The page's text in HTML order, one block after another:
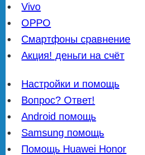
Vivo
OPPO
Смартфоны сравнение
Акция! деньги на счёт
Настройки и помощь
Вопрос? Ответ!
Android помощь
Samsung помощь
Помощь Huawei Honor